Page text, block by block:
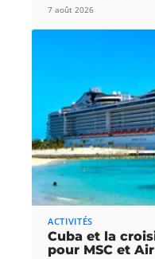
7 août 2026
ACTIVITÉS
Cuba et la
pour MSC et